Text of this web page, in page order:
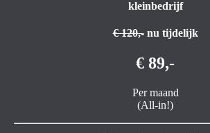
kleinbedrijf
€ 120,-nu tijdelijk
€ 89,-
Per maand
(All-in!)